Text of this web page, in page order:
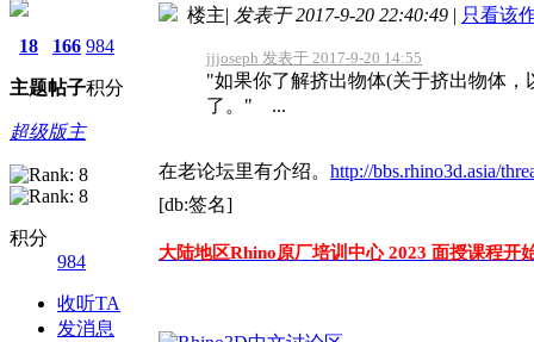
18
主题
166
帖子
984
积分
超级版主
积分
984
收听TA
发消息
楼主| 发表于 2017-9-20 22:40:49 | 只看该
jjjoseph 发表于 2017-9-20 14:55
"如果你了解挤出物体(关于挤出物体
了。" ...
在老论坛里有介绍。 http://bbs.rhino3d.asia/
[db:签名]
大陆地区Rhino原厂培训中心 2023 面授课程开